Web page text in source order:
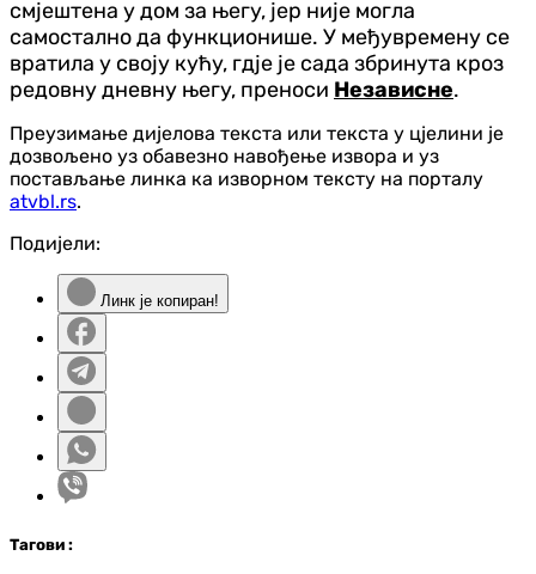
смјештена у дом за његу, јер није могла
самостално да функционише. У међувремену се
вратила у своју кућу, гдје је сада збринута кроз
редовну дневну његу, преноси Независне.
Преузимање дијелова текста или текста у цјелини је
дозвољено уз обавезно навођење извора и уз
постављање линка ка изворном тексту на порталу
atvbl.rs.
Подијели:
Линк је копиран!
Тагови :